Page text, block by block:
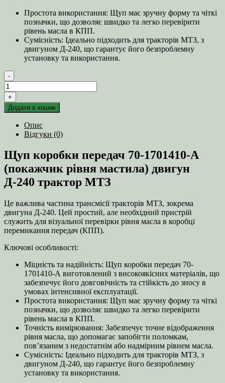
Простота використання: Щуп має зручну форму та чіткі
позначки, що дозволяє швидко та легко перевірити
рівень масла в КПП.
Сумісність: Ідеально підходить для тракторів МТЗ, з
двигуном Д-240, що гарантує його безпроблемну
установку та використання.
-
Щуп
коробки
передач
70-
1701410-
(покажчик
мастила)
двигун
Д-240
трактор
кількість
+
Додати в кошик
Опис
Відгуки (0)
Щуп коробки передач 70-1701410-А
(покажчик рівня мастила) двигун
Д-240 трактор МТЗ
Це важлива частина трансмісії тракторів МТЗ, зокрема
двигуна Д-240. Цей простий, але необхідний пристрій
служить для візуальної перевірки рівня масла в коробці
перемикання передач (КПП).
Ключові особливості:
Міцність та надійність: Щуп коробки передач 70-
1701410-А виготовлений з високоякісних матеріалів, що
забезпечує його довговічність та стійкість до зносу в
умовах інтенсивної експлуатації.
Простота використання: Щуп має зручну форму та чіткі
позначки, що дозволяє швидко та легко перевірити
рівень масла в КПП.
Точність вимірювання: Забезпечує точне відображення
рівня масла, що допомагає запобігти поломкам,
пов’язаним з недостатнім або надмірним рівнем масла.
Сумісність: Ідеально підходить для тракторів МТЗ, з
двигуном Д-240, що гарантує його безпроблемну
установку та використання.